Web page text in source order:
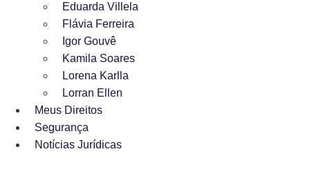
Eduarda Villela
Flávia Ferreira
Igor Gouvê
Kamila Soares
Lorena Karlla
Lorran Ellen
Meus Direitos
Segurança
Notícias Jurídicas